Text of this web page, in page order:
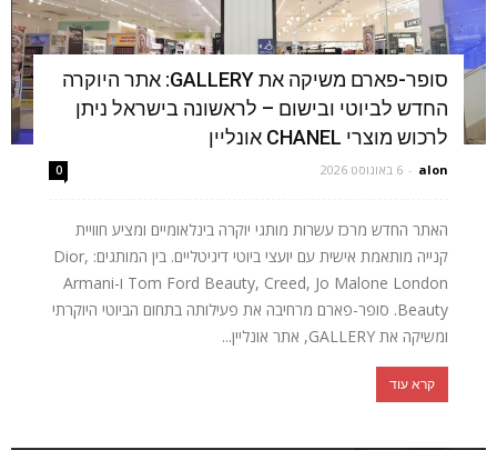
סופר-פארם משיקה את GALLERY: אתר היוקרה
החדש לביוטי ובישום – לראשונה בישראל ניתן
לרכוש מוצרי CHANEL אונליין
alon
- 6 באוגוסט 2026 0
האתר החדש מרכז עשרות מותגי יוקרה בינלאומיים ומציע חוויית
קנייה מותאמת אישית עם יועצי ביוטי דיגיטליים. בין המותגים: Dior,
Tom Ford Beauty, Creed, Jo Malone London ו-Armani
Beauty. סופר-פארם מרחיבה את פעילותה בתחום הביוטי היוקרתי
ומשיקה את GALLERY, אתר אונליין...
קרא עוד